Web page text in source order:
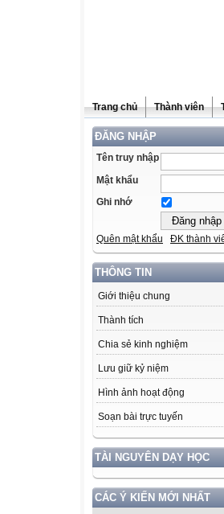
Trang chủ Thành viên
ĐĂNG NHẬP
Tên truy nhập
Mật khẩu
Ghi nhớ
Quên mật khẩu ĐK thành
THÔNG TIN
Giới thiệu chung
Thành tích
Chia sẻ kinh nghiệm
Lưu giữ kỷ niệm
Hình ảnh hoạt động
Soạn bài trực tuyến
TÀI NGUYÊN DẠY HỌC
CÁC Ý KIẾN MỚI NHẤT